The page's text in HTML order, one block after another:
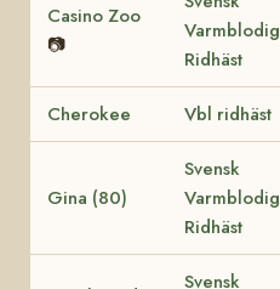
Casino Zoo
📷
Varmblodig
Ridhäst
Cherokee Vbl ridhäst
Gina (80)
Svensk
Varmblodig
Ridhäst
Svensk